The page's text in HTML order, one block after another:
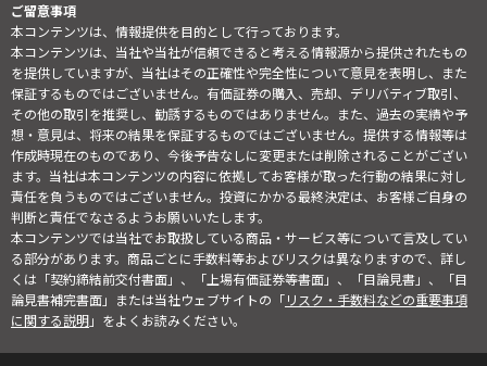
ご留意事項
本コンテンツは、情報提供を目的として行っております。
本コンテンツは、当社や当社が信頼できると考える情報源から提供されたもの
を提供していますが、当社はその正確性や完全性について意見を表明し、また
保証するものではございません。有価証券の購入、売却、デリバティブ取引、
その他の取引を推奨し、勧誘するものではありません。また、過去の実績や予
想・意見は、将来の結果を保証するものではございません。提供する情報等は
作成時現在のものであり、今後予告なしに変更または削除されることがござい
ます。当社は本コンテンツの内容に依拠してお客様が取った行動の結果に対し
責任を負うものではございません。投資にかかる最終決定は、お客様ご自身の
判断と責任でなさるようお願いいたします。
本コンテンツでは当社でお取扱している商品・サービス等について言及してい
る部分があります。商品ごとに手数料等およびリスクは異なりますので、詳し
くは「契約締結前交付書面」、「上場有価証券等書面」、「目論見書」、「目
論見書補完書面」または当社ウェブサイトの「リスク・手数料などの重要事項
に関する説明」をよくお読みください。